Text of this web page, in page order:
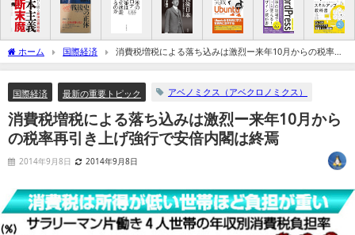
ホーム 国際経済
消費税増税による落ち込みは激烈ー来年10月からの税率再
引き上げ強行で安倍内閣は終焉
国際経済 最新の重要トピック アベノミクス（アベクロノミクス）
消費税増税による落ち込みは激烈ー来年10月から
の税率再引き上げ強行で安倍内閣は終焉
2014年9月8日 2014年9月8日